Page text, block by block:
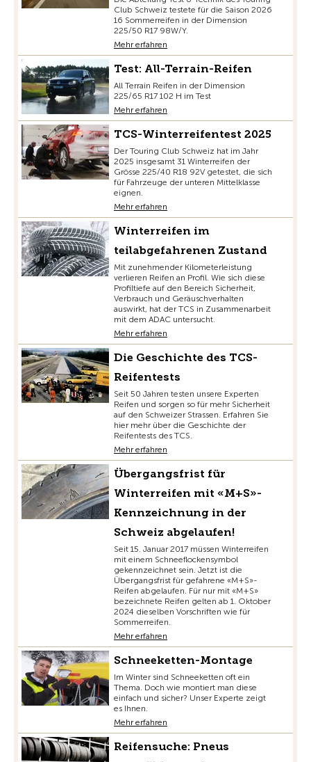
Club Schweiz testete für die Saison 2026
16 Sommerreifen in der Dimension
225/50 R17 98W/Y.
Mehr erfahren
Test: All-Terrain-Reifen
All Terrain Reifen in der Dimension
225/65 R17 102 H im Test
Mehr erfahren
TCS-Winterreifentest 2025
Der Touring Club Schweiz hat im Jahr
2025 insgesamt 31 Winterreifen der
Grösse 225/40 R18 92V getestet, die sich
für Fahrzeuge der unteren Mittelklasse
eignen.
Mehr erfahren
Winterreifen im
teilabgefahrenen Zustand
Mit zunehmender Kilometerleistung
verlieren Reifen an Profil. Wie sich diese
Profiltiefe auf den Bereich Sicherheit,
Verbrauch und Geräuschverhalten
auswirkt, hat der TCS in Zusammenarbeit
mit dem ADAC untersucht.
Mehr erfahren
Die Geschichte des TCS-
Reifentests
Seit 50 Jahren testen unsere Experten
Reifen und sorgen so für mehr Sicherheit
auf den Schweizer Strassen. Erfahren Sie
hier mehr über die Geschichte der
Reifentests des TCS.
Mehr erfahren
Übergangsfrist für
Winterreifen mit «M+S»-
Kennzeichnung in der
Schweiz abgelaufen!
Seit 15. Januar 2017 müssen Winterreifen
mit einem Schneeflockensymbol
gekennzeichnet sein. Jetzt ist die
Übergangsfrist für gefahrene «M+S»-
Reifen abgelaufen. Für nur mit «M+S»
bezeichnete Reifen gelten ab 1. Oktober
2024 dieselben Vorschriften wie für
Sommerreifen.
Mehr erfahren
Schneeketten-Montage
Im Winter sind Schneeketten oft ein
Thema. Doch wie montiert man diese
einfach und sicher? Unser Experte zeigt
es Ihnen.
Mehr erfahren
Reifensuche: Pneus